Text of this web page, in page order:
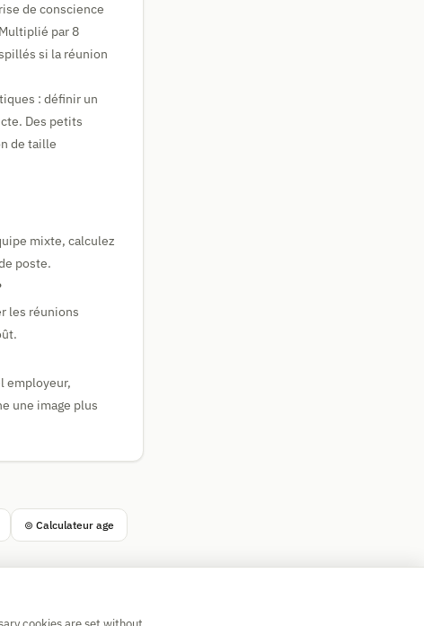
de conscience
par 8
si la réunion
: définir un
Des petits
de taille
mixte, calculez
poste.
les réunions
employeur,
une image plus
⊚ Calculateur age